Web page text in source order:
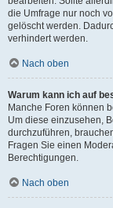
die Umfrage nur noch
gelöscht werden.
verhindert werden.
Nach oben
Warum kann ich auf
Manche Foren können
Um diese einzusehen,
durchzuführen,
Fragen Sie einen
Berechtigungen.
Nach oben